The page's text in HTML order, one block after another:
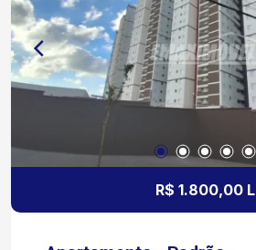
R$ 1.800,00 L